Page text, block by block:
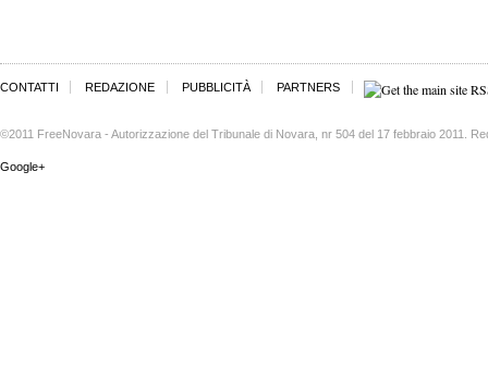
CONTATTI REDAZIONE PUBBLICITÀ PARTNERS
©2011 FreeNovara - Autorizzazione del Tribunale di Novara, nr 504 del 17 febbraio 2011.
Google+